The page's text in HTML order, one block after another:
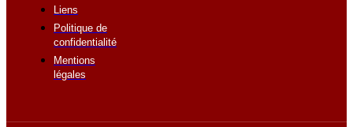
Liens
Politique de
confidentialité
Mentions
légales